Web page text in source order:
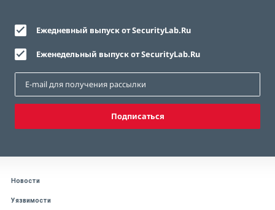
Ежедневный выпуск от SecurityLab.Ru
Еженедельный выпуск от SecurityLab.Ru
Подписаться
Новости
Уязвимости